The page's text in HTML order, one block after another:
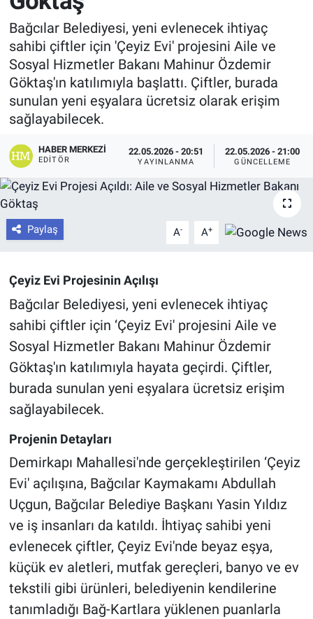
Bağcılar Belediyesi, yeni evlenecek ihtiyaç
sahibi çiftler için 'Çeyiz Evi' projesini Aile ve
Sosyal Hizmetler Bakanı Mahinur Özdemir
Göktaş'ın katılımıyla başlattı. Çiftler, burada
sunulan yeni eşyalara ücretsiz olarak erişim
sağlayabilecek.
HABER MERKEZI
EDITÖR
22.05.2026 - 20:51
YAYINLANMA
22.05.2026 - 21:00
GÜNCELLEME
Paylaş A- A+
Çeyiz Evi Projesinin Açılışı
Bağcılar Belediyesi, yeni evlenecek ihtiyaç
sahibi çiftler için ‘Çeyiz Evi' projesini Aile ve
Sosyal Hizmetler Bakanı Mahinur Özdemir
Göktaş'ın katılımıyla hayata geçirdi. Çiftler,
burada sunulan yeni eşyalara ücretsiz erişim
sağlayabilecek.
Projenin Detayları
Demirkapı Mahallesi'nde gerçekleştirilen ‘Çeyiz
Evi' açılışına, Bağcılar Kaymakamı Abdullah
Uçgun, Bağcılar Belediye Başkanı Yasin Yıldız
ve iş insanları da katıldı. İhtiyaç sahibi yeni
evlenecek çiftler, Çeyiz Evi'nde beyaz eşya,
küçük ev aletleri, mutfak gereçleri, banyo ve ev
tekstili gibi ürünleri, belediyenin kendilerine
tanımladığı Bağ-Kartlara yüklenen puanlarla